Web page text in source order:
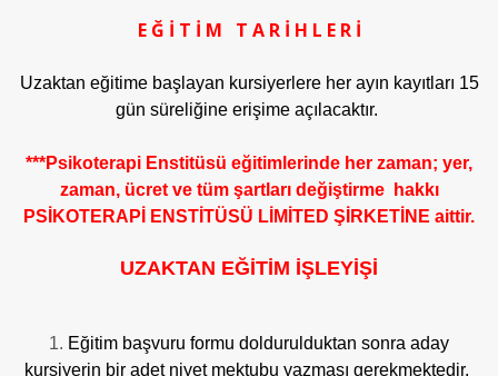
E Ğ İ T İ M T A R İ H L E R İ
Uzaktan eğitime başlayan kursiyerlere her ayın kayıtları 15
gün süreliğine erişime açılacaktır.
***Psikoterapi Enstitüsü eğitimlerinde her zaman; yer,
zaman, ücret ve tüm şartları değiştirme hakkı
PSİKOTERAPİ ENSTİTÜSÜ LİMİTED ŞİRKETİNE aittir.
UZAKTAN EĞİTİM İŞLEYİŞİ
Eğitim başvuru formu doldurulduktan sonra aday
kursiyerin bir adet niyet mektubu yazması gerekmektedir.